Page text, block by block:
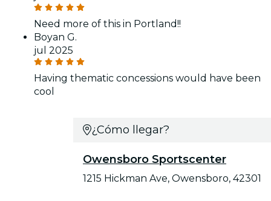
Need more of this in Portland!!
Boyan G.
jul 2025
Having thematic concessions would have been
cool
¿Cómo llegar?
Owensboro Sportscenter
1215 Hickman Ave, Owensboro, 42301